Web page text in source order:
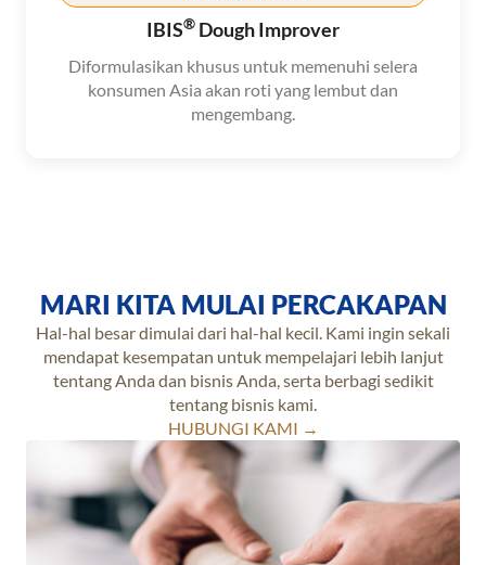
IBIS® Dough Improver
Diformulasikan khusus untuk memenuhi selera
konsumen Asia akan roti yang lembut dan
mengembang.
MARI KITA MULAI PERCAKAPAN
Hal-hal besar dimulai dari hal-hal kecil. Kami ingin sekali
mendapat kesempatan untuk mempelajari lebih lanjut
tentang Anda dan bisnis Anda, serta berbagi sedikit
tentang bisnis kami.
HUBUNGI KAMI →